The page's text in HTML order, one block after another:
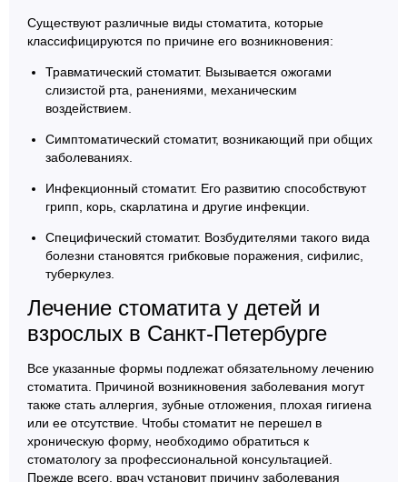
Существуют различные виды стоматита, которые
классифицируются по причине его возникновения:
Травматический стоматит. Вызывается ожогами
слизистой рта, ранениями, механическим
воздействием.
Симптоматический стоматит, возникающий при общих
заболеваниях.
Инфекционный стоматит. Его развитию способствуют
грипп, корь, скарлатина и другие инфекции.
Специфический стоматит. Возбудителями такого вида
болезни становятся грибковые поражения, сифилис,
туберкулез.
Лечение стоматита у детей и
взрослых в Санкт-Петербурге
Все указанные формы подлежат обязательному лечению
стоматита. Причиной возникновения заболевания могут
также стать аллергия, зубные отложения, плохая гигиена
или ее отсутствие. Чтобы стоматит не перешел в
хроническую форму, необходимо обратиться к
стоматологу за профессиональной консультацией.
Прежде всего, врач установит причину заболевания